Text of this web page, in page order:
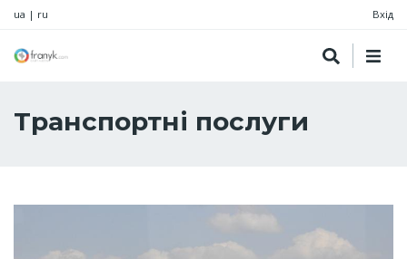
ua | ru Вхід
Транспортні послуги